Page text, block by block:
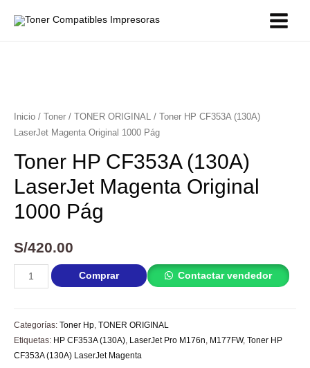
Inicio / Toner / TONER ORIGINAL / Toner HP CF353A (130A)
LaserJet Magenta Original 1000 Pág
Toner HP CF353A (130A)
LaserJet Magenta Original
1000 Pág
S/420.00
Comprar Contactar vendedor
Categorías: Toner Hp, TONER ORIGINAL
Etiquetas: HP CF353A (130A), LaserJet Pro M176n, M177FW, Toner HP
CF353A (130A) LaserJet Magenta